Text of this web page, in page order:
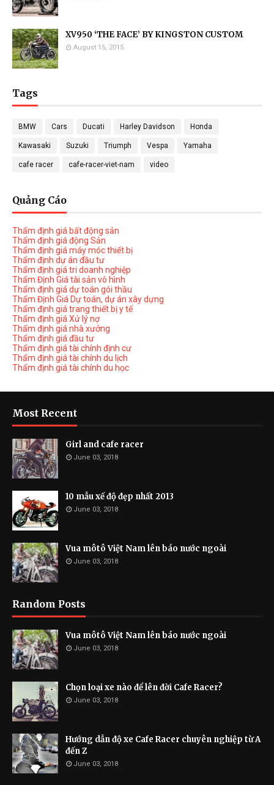
XV950 ‘THE FACE’ BY KINGSTON CUSTOM
August 15, 2015
Tags
BMW Cars Ducati Harley Davidson Honda
Kawasaki Suzuki Triumph Vespa Yamaha
cafe racer cafe-racer-viet-nam video
Quảng Cáo
Thẩm định giá bất động sản
Thẩm định giá động Sản
Thẩm định giá máy móc thiết bị
Thẩm định dự án đầu tư
Thẩm định giá tri doanh nghiệp
Thẩm Định Giá tài sản vô hình
Thẩm định giá dự toán gói thầu
Thẩm Định Giá Dự toán, dự án xây dựng
Thẩm định giá trang thiết bị y tế
Thẩm định giá Xử lý nợ
Thẩm định giá nhà xưởng
Thẩm định giá đầu tư
Thẩm định giá tài chính định cư
Thẩm định giá tài chính du lịch
Thẩm định giá tài chính du học
Most Recent
Girl and cafe racer
June 03, 2018
10 mẫu xế độ đẹp nhất 2013
June 03, 2018
Vua môtô Việt Nam lên báo nước ngoài
June 03, 2018
Random Posts
Vua môtô Việt Nam lên báo nước ngoài
June 03, 2018
Chọn loại xe nào để lên đời Cafe Racer?
June 03, 2018
Hướng dẫn độ xe Cafe Racer chuyên nghiệp từ A
đến Z
June 03, 2018